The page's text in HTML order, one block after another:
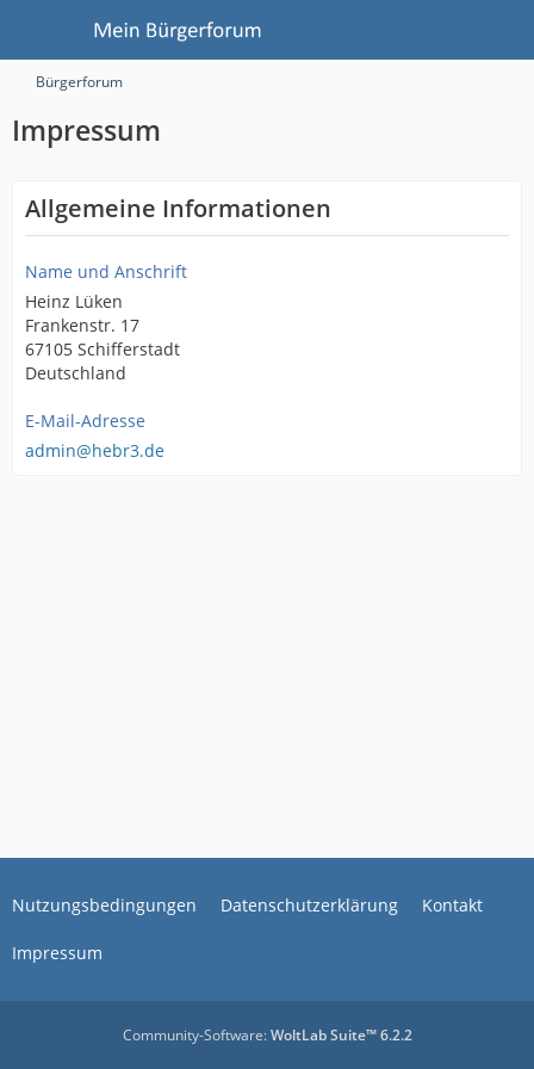
Bürgerforum
Impressum
Allgemeine Informationen
Name und Anschrift
Heinz Lüken
Frankenstr. 17
67105 Schifferstadt
Deutschland
E-Mail-Adresse
admin@hebr3.de
Nutzungsbedingungen Datenschutzerklärung Kontakt
Impressum
Community-Software:WoltLab Suite™ 6.2.2